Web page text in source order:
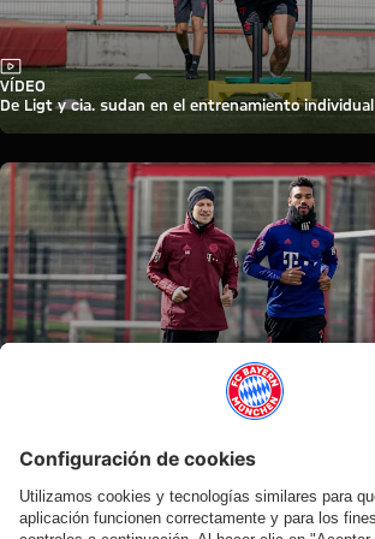
Vídeo
VÍDEO
De Ligt y cia. sudan en el entrenamiento individual